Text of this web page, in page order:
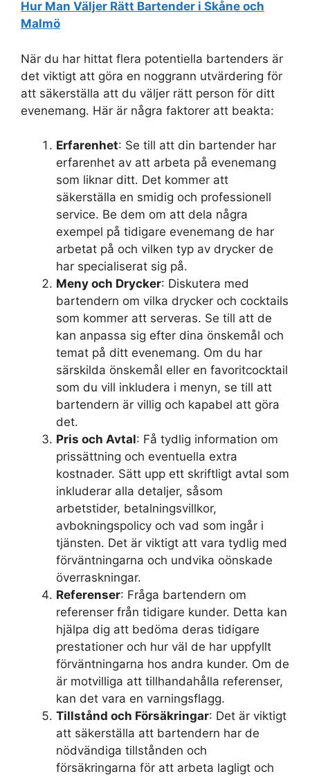
Hur Man Väljer Rätt Bartender i Skåne och
Malmö
När du har hittat flera potentiella bartenders är
det viktigt att göra en noggrann utvärdering för
att säkerställa att du väljer rätt person för ditt
evenemang. Här är några faktorer att beakta:
Erfarenhet: Se till att din bartender har
erfarenhet av att arbeta på evenemang
som liknar ditt. Det kommer att
säkerställa en smidig och professionell
service. Be dem om att dela några
exempel på tidigare evenemang de har
arbetat på och vilken typ av drycker de
har specialiserat sig på.
Meny och Drycker: Diskutera med
bartendern om vilka drycker och cocktails
som kommer att serveras. Se till att de
kan anpassa sig efter dina önskemål och
temat på ditt evenemang. Om du har
särskilda önskemål eller en favoritcocktail
som du vill inkludera i menyn, se till att
bartendern är villig och kapabel att göra
det.
Pris och Avtal: Få tydlig information om
prissättning och eventuella extra
kostnader. Sätt upp ett skriftligt avtal som
inkluderar alla detaljer, såsom
arbetstider, betalningsvillkor,
avbokningspolicy och vad som ingår i
tjänsten. Det är viktigt att vara tydlig med
förväntningarna och undvika oönskade
överraskningar.
Referenser: Fråga bartendern om
referenser från tidigare kunder. Detta kan
hjälpa dig att bedöma deras tidigare
prestationer och hur väl de har uppfyllt
förväntningarna hos andra kunder. Om de
är motvilliga att tillhandahålla referenser,
kan det vara en varningsflagg.
Tillstånd och Försäkringar: Det är viktigt
att säkerställa att bartendern har de
nödvändiga tillstånden och
försäkringarna för att arbeta lagligt och